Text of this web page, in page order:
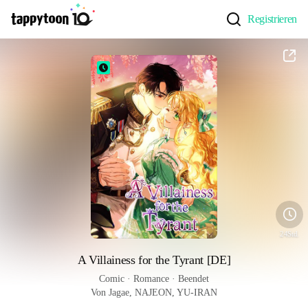
Registrieren
24Std.
A Villainess for the Tyrant [DE]
Comic · Romance · Beendet
Von Jagae, NAJEON, YU-IRAN